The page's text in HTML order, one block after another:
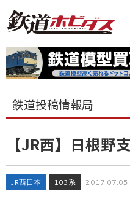
鉄道投稿情報局
【JR西】日根野
JR西日本 103系 2017.07.05